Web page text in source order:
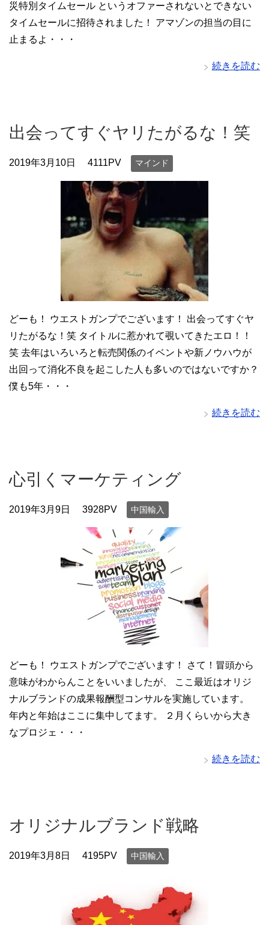
災特別タイムセール というオファーされないとできない
タイムセールに招待されました！ アマゾンの担当の目に
止まるよ・・・
続きを読む
出会ってすぐヤリたがるな！笑
2019年3月10日 4111PV マインド
どーも！ ウエストガンプでございます！ 出会ってすぐヤ
リたがるな！笑 タイトルに惹かれて覗いてきたエロ！！
笑 去年はいろいろと転売関係のイベントや新ノウハウが
出回って消化不良を起こした人も多いのではないですか？
僕も5年・・・
続きを読む
心引くマーケティング
2019年3月9日 3928PV 中国輸入
どーも！ ウエストガンプでございます！ さて！冒頭から
意味がわからんことをいいましたが、 ここ最近はオリジ
ナルブランドの成果報酬型コンサルを実施しています。
年内と年始はここに集中してます。 ２月くらいから大き
なプロジェ・・・
続きを読む
オリジナルブランド戦略
2019年3月8日 4195PV 中国輸入